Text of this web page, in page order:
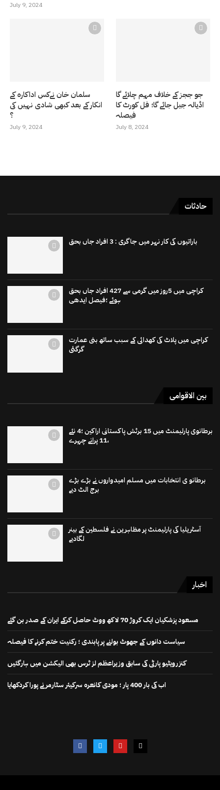
July 9, 2024
سلمان خان نےکس اداکارہ کے
انکار کے بعد کبھی شادی نہیں کی
؟
July 9, 2024
جو ججز کے خلاف مہم چلائے گا
اڈیالہ جیل جائے گا؛ فل کورٹ کا
فیصلہ
July 8, 2024
حادثات
باراتیوں کی کار نہر میں جاگری : 3 افراد جاں بحق
کراچی میں 5روز میں گرمی سے 427 افراد جاں بحق
ہوئے ؛فیصل ایدھی
کراچی میں پلاٹ کی کھدائی کے سبب ساتھ بنی عمارت
گرگئی
بین الاقوامی
برطانوی پارلیمنٹ میں 15 برٹش پاکستانی اراکین ؛4 نئے
،11 پرانے چہرے
برطانو ی انتخابات میں مسلم امیدواروں نے بڑے بڑے
برج الٹ دیے
آسٹریلیا کی پارلیمنٹ پر مظاہرین نے فلسطین کے بینر
لگادیے
اخبار
مسعود پزشکیان ایک کروڑ 70 لاکھ ووٹ حاصل کرکے ایران کے صدر بن گئے
سیاست دانوں کے جھوٹ بولنے پر پابندی ؛ رکنیت ختم کرنے کا فیصلہ
کنزرویٹیو پارٹی کی سابق وزیراعظم لز ٹرس بھی الیکشن میں ہارگئیں
اب کی بار 400 پار ؛ مودی کانعرہ سرکیئر سٹارمر نے پورا کردکھایا